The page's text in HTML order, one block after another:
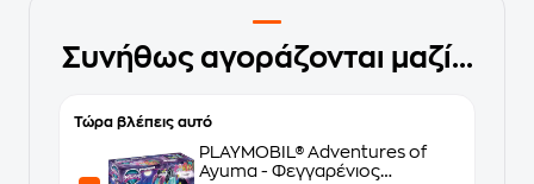
Συνήθως αγοράζονται μαζί...
Τώρα βλέπεις αυτό
PLAYMOBIL® Adventures of
Ayuma - Φεγγαρένιος